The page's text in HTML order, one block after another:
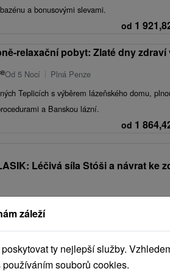
a bonusovými slevami.
od 1
relaxační pobyt: Zlaté dny zdraví
Od 5 Nocí
Plná Penze
Teplicích s výběrem lázeňského domu,
a Banskou lázní.
od 1
Léčivá síla Stóši a návrat ke
Polopenze
péči, kvalitní stravu a účinné léčebné
od1
záleží
ty nejlepší služby.
souborů cookies.